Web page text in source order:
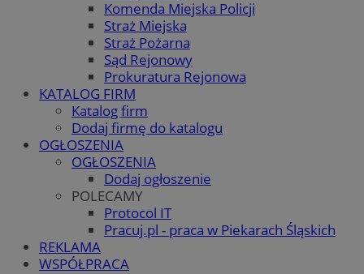
Komenda Miejska Policji
Straż Miejska
Straż Pożarna
Sąd Rejonowy
Prokuratura Rejonowa
KATALOG FIRM
Katalog firm
Dodaj firmę do katalogu
OGŁOSZENIA
OGŁOSZENIA
Dodaj ogłoszenie
POLECAMY
Protocol IT
Pracuj.pl - praca w Piekarach Śląskich
REKLAMA
WSPÓŁPRACA